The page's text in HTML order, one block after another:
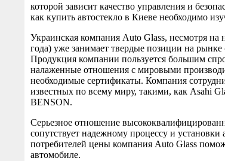
которой зависит качество управления и
как купить автостекло в Киеве необходимо
Украинская компания Auto Glass, несмотря на
года) уже занимает твердые позиции на
Продукция компании пользуется большим
налаженные отношения с мировыми
необходимые сертификаты. Компания
известных по всему миру, такими, как Asahi
BENSON.
Серьезное отношение
сопутствует надежному процессу и
потребителей цены компания Auto Glass
автомобиле.